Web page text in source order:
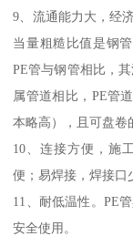
9、流通能力大，经
当量粗糙比值是钢
PE管与钢管相比，
属管道相比，PE管
本略高），且可盘卷
10、连接方便，施
便；易焊接，焊接口
11、耐低温性。PE
安全使用。